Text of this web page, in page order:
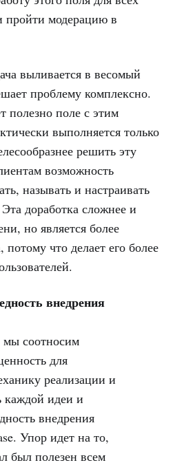
пройти модерацию в
выливается в весомый
проблему комплексно.
полезно поле с этим
выполняется только
решить эту
возможность
называть и настраивать
доработка сложнее и
но является более
потому что делает его более
внедрения
соотносим
для
реализации и
каждой идеи и
внедрения
Упор идет на то,
был полезен всем